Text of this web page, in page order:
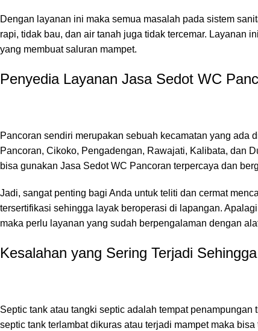
Dengan layanan ini maka semua masalah pada sistem
rapi, tidak bau, dan air tanah juga tidak tercemar. Layanan
yang membuat saluran mampet.
Penyedia Layanan Jasa Sedot WC
Pancoran sendiri merupakan sebuah kecamatan yang ada
Pancoran, Cikoko, Pengadengan, Rawajati, Kalibata, dan
bisa gunakan Jasa Sedot WC Pancoran terpercaya dan
Jadi, sangat penting bagi Anda untuk teliti dan cermat
tersertifikasi sehingga layak beroperasi di lapangan.
maka perlu layanan yang sudah berpengalaman dengan
Kesalahan yang Sering Terjadi
Septic tank atau tangki septic adalah tempat
septic tank terlambat dikuras atau terjadi mampet maka